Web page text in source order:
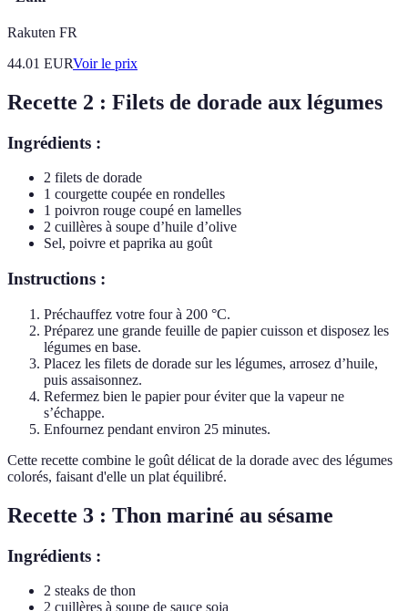
Rakuten FR
44.01 EURVoir le prix
Recette 2 : Filets de dorade aux légumes
Ingrédients :
2 filets de dorade
1 courgette coupée en rondelles
1 poivron rouge coupé en lamelles
2 cuillères à soupe d’huile d’olive
Sel, poivre et paprika au goût
Instructions :
Préchauffez votre four à 200 °C.
Préparez une grande feuille de papier cuisson et disposez les
légumes en base.
Placez les filets de dorade sur les légumes, arrosez d’huile,
puis assaisonnez.
Refermez bien le papier pour éviter que la vapeur ne
s’échappe.
Enfournez pendant environ 25 minutes.
Cette recette combine le goût délicat de la dorade avec des légumes
colorés, faisant d'elle un plat équilibré.
Recette 3 : Thon mariné au sésame
Ingrédients :
2 steaks de thon
2 cuillères à soupe de sauce soja